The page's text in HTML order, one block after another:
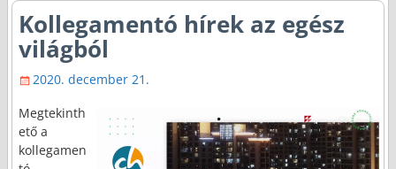
Kollegamentó hírek az egész
világból
2020. december 21.
Megtekinth
ető a
kollegamen